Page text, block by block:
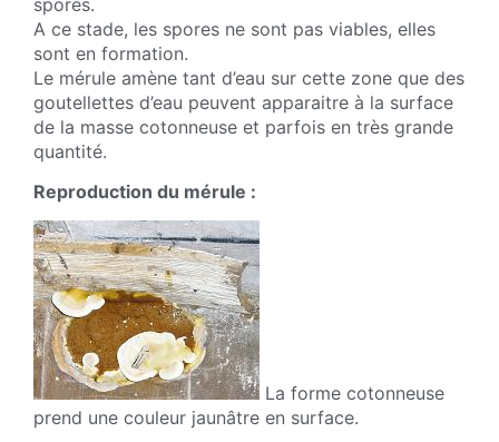
A ce stade, les spores ne sont pas viables, elles
sont en formation.
Le mérule amène tant d’eau sur cette zone que des
goutellettes d’eau peuvent apparaitre à la surface
de la masse cotonneuse et parfois en très grande
quantité.
Reproduction du mérule :
La forme cotonneuse
prend une couleur jaunâtre en surface.